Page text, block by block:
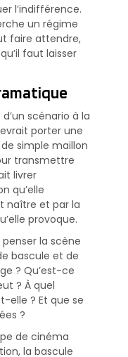
l’indifférence.
un régime
faire attendre,
faut laisser
scénario à la
porter une
simple maillon
transmettre
livrer
qu’elle
naître et par la
provoque.
la scène
bascule et de
? Qu’est-ce
? À quel
elle ? Et que se
?
de cinéma
la bascule